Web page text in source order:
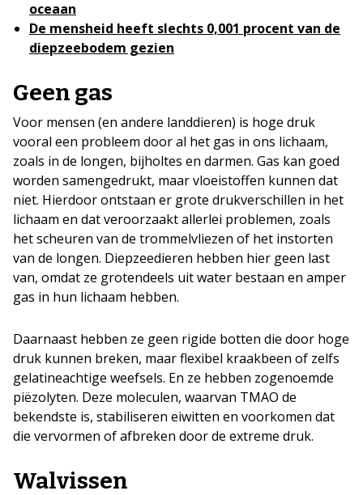
oceaan
De mensheid heeft slechts 0,001 procent van de
diepzeebodem gezien
Geen gas
Voor mensen (en andere landdieren) is hoge druk
vooral een probleem door al het gas in ons lichaam,
zoals in de longen, bijholtes en darmen. Gas kan goed
worden samengedrukt, maar vloeistoffen kunnen dat
niet. Hierdoor ontstaan er grote drukverschillen in het
lichaam en dat veroorzaakt allerlei problemen, zoals
het scheuren van de trommelvliezen of het instorten
van de longen. Diepzeedieren hebben hier geen last
van, omdat ze grotendeels uit water bestaan en amper
gas in hun lichaam hebben.
Daarnaast hebben ze geen rigide botten die door hoge
druk kunnen breken, maar flexibel kraakbeen of zelfs
gelatineachtige weefsels. En ze hebben zogenoemde
piëzolyten. Deze moleculen, waarvan TMAO de
bekendste is, stabiliseren eiwitten en voorkomen dat
die vervormen of afbreken door de extreme druk.
Walvissen